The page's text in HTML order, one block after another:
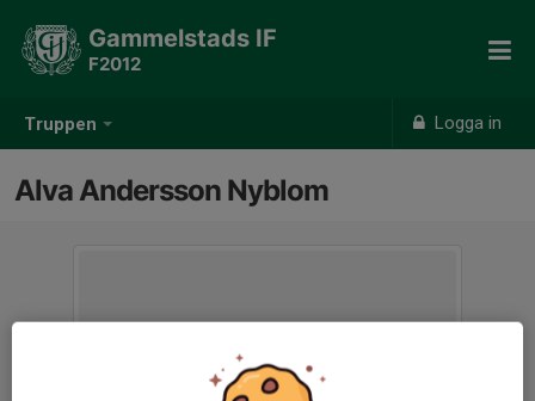
Truppen Logga in
Gammelstads IF
F2012
Alva Andersson Nyblom